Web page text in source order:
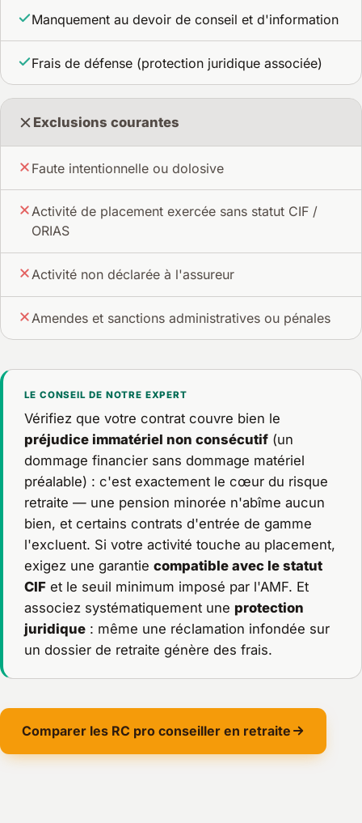
Manquement au devoir de conseil et d'information
Frais de défense (protection juridique associée)
Exclusions courantes
Faute intentionnelle ou dolosive
Activité de placement exercée sans statut CIF /
ORIAS
Activité non déclarée à l'assureur
Amendes et sanctions administratives ou pénales
LE CONSEIL DE NOTRE EXPERT
Vérifiez que votre contrat couvre bien le
préjudice immatériel non consécutif(un
dommage financier sans dommage matériel
préalable) : c'est exactement le cœur du risque
retraite — une pension minorée n'abîme aucun
bien, et certains contrats d'entrée de gamme
l'excluent. Si votre activité touche au placement,
exigez une garantie compatible avec le statut
CIFet le seuil minimum imposé par l'AMF. Et
associez systématiquement une protection
juridique: même une réclamation infondée sur
un dossier de retraite génère des frais.
Comparer les RC pro conseiller en retraite